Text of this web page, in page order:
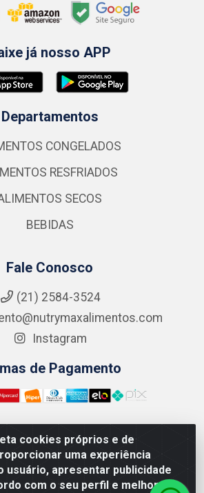
cookies próprios e de
uma experiência
usuário, apresentar publicidade
com o seu perfil e melhorar a
já nosso APP
Departamentos
CONGELADOS
RESFRIADOS
SECOS
BEBIDAS
Fale Conosco
(21) 2584-3524
Instagram
de Pagamento
DE PRODUTOS ALIMENTICIOS
FEIJÃO, 721 PENHA CIRCULAR/RJ -
15.796.122/0001-03